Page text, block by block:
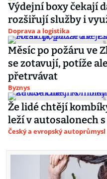
Výdejní boxy čekají
rozšiřují služby i
Doprava a logistika
Měsíc po požáru ve
se zotavují, potíže
přetrvávat
Byznys
Že lidé chtějí
leží v autosalonech
Český a evropský autoprůmysl